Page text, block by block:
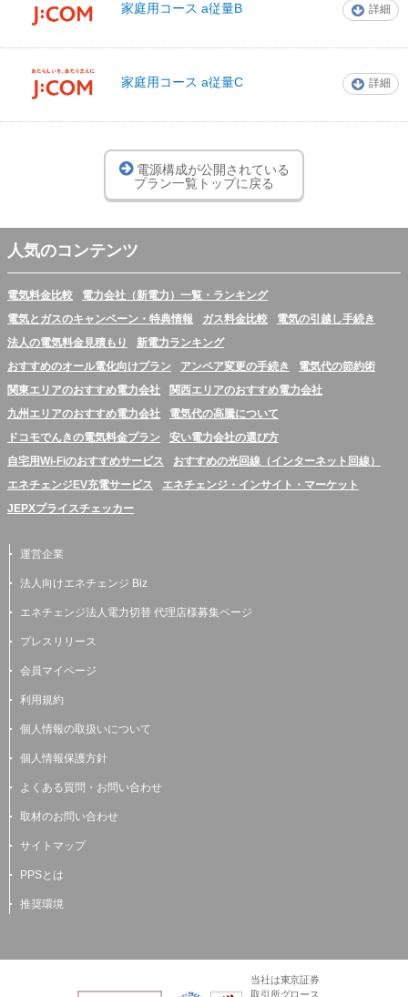
J:COM 家庭用コース a従量B 詳細
J:COM 家庭用コース a従量C 詳細
電源構成が公開されている
プラン一覧トップに戻る
人気のコンテンツ
電気料金比較
電力会社（新電力）一覧・ランキング
電気とガスのキャンペーン・特典情報
ガス料金比較
電気の引越し手続き
法人の電気料金見積もり
新電力ランキング
おすすめのオール電化向けプラン
アンペア変更の手続き
電気代の節約術
関東エリアのおすすめ電力会社
関西エリアのおすすめ電力会社
九州エリアのおすすめ電力会社
電気代の高騰について
ドコモでんきの電気料金プラン
安い電力会社の選び方
自宅用Wi-Fiのおすすめサービス
おすすめの光回線（インターネット回線）
エネチェンジEV充電サービス
エネチェンジ・インサイト・マーケット
JEPXプライスチェッカー
運営企業
法人向けエネチェンジ Biz
エネチェンジ法人電力切替 代理店様募集ページ
プレスリリース
会員マイページ
利用規約
個人情報の取扱いについて
個人情報保護方針
よくある質問・お問い合わせ
取材のお問い合わせ
サイトマップ
PPSとは
推奨環境
当社は東京証券